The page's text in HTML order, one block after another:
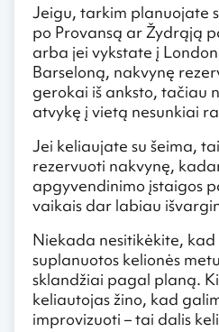
Jeigu, tarkim planuojate
po Provansą ar Žydrąją
arba jei vykstate į
Barseloną, nakvynę
gerokai iš anksto, tačiau
atvykę į vietą nesunkiai
Jei keliaujate su šeima,
rezervuoti nakvynę,
apgyvendinimo įstaigos
vaikais dar labiau
Niekada nesitikėkite,
suplanuotos kelionės
sklandžiai pagal planą.
keliautojas žino, kad
improvizuoti – tai dalis